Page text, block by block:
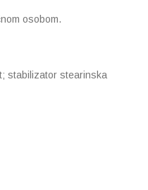
osobom.
stabilizator stearinska